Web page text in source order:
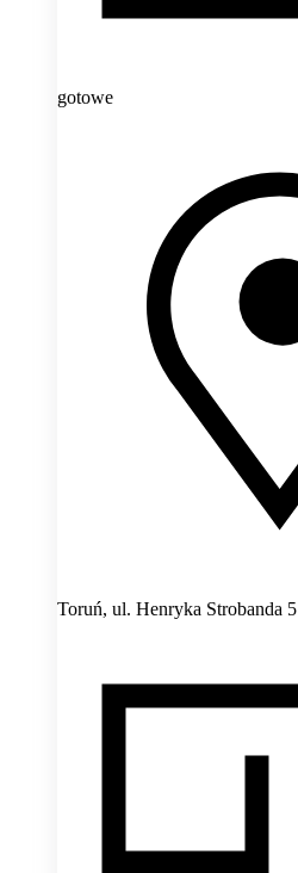
gotowe
Toruń, ul. Henryka Strobanda 5